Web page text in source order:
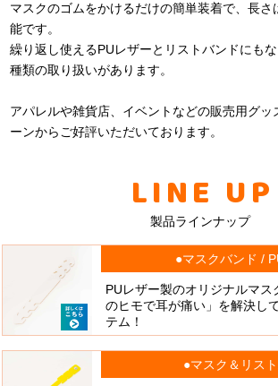
マスクのゴムをかけるだけの簡単装着で、長さ
能です。
繰り返し使えるPUレザーとリストバンドにも
種類の取り扱いがあります。
アパレルや雑貨店、イベントなどの販売用グッ
ーンからご好評いただいております。
LINE UP
製品ラインナップ
●マスクバンド /
PUレザー製のオリジナルマス
のヒモで耳が痛い」を解決し
テム！
●マスク＆リス